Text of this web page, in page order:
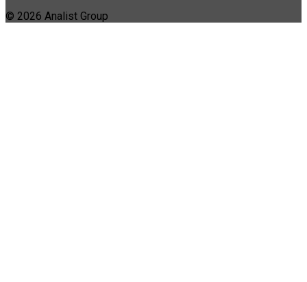
© 2026 Analist Group